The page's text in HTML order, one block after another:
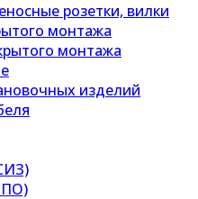
розетки, вилки
монтажа
монтажа
изделий